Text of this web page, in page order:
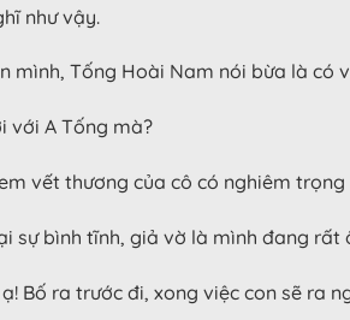
như vậy.
mình, Tống Hoài Nam nói bừa là có
với A Tống mà?
vết thương của cô có nghiêm trọng
sự bình tĩnh, giả vờ là mình đang rất
Bố ra trước đi, xong việc con sẽ ra